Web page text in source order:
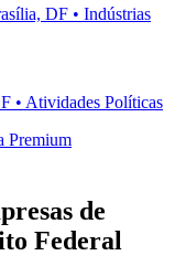
DF • Indústrias
• Atividades Políticas
Premium
de
Federal